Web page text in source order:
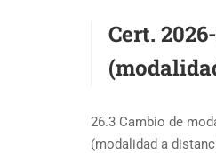
Cert.
26.3 Cambio de
(modalidad a